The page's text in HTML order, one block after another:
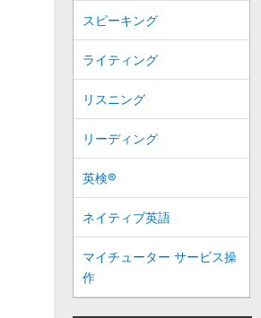
スピーキング
ライティング
リスニング
リーディング
英検®
ネイティブ英語
マイチューター サービス操
作